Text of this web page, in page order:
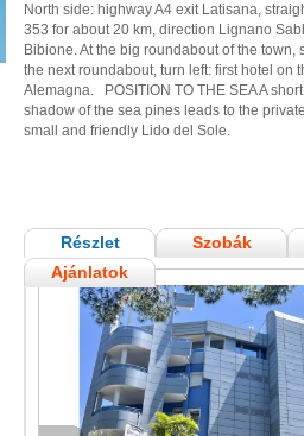
North side: highway A4 exit Latisana,
353 for about 20 km, direction Lignano
Bibione. At the big roundabout of the town,
the next roundabout, turn left: first hotel on
Alemagna. POSITION TO THE SEA A
shadow of the sea pines leads to the
small and friendly Lido del Sole.
Részlet Szobák
Ajánlatok